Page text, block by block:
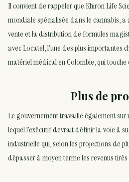
Il convient de rappeler que Khiron Life
mondiale spécialisée dans le cannabis,
vente et la distribution de formules
avec Locatel, l’une des plus importantes
matériel médical en Colombie, qui
Plus de
Le gouvernement travaille également
lequel l’exécutif devrait définir la voie à
industrielle qui, selon les projections de
dépasser à moyen terme les revenus